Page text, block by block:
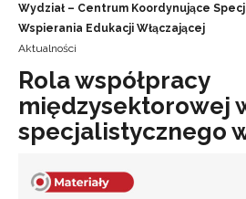
Wydział – Centrum Koordynujące
Wspierania Edukacji Włączającej
Aktualności
Rola współpracy
międzysektorowej
specjalistycznego